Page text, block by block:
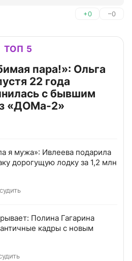
+0 –0
ТОП 5
пара!»: Ольга
22 года
с бывшим
«ДОМа-2»
я мужа»: Ивлеева подарила
дорогущую лодку за 1,2 млн
Полина Гагарина
кадры с новым